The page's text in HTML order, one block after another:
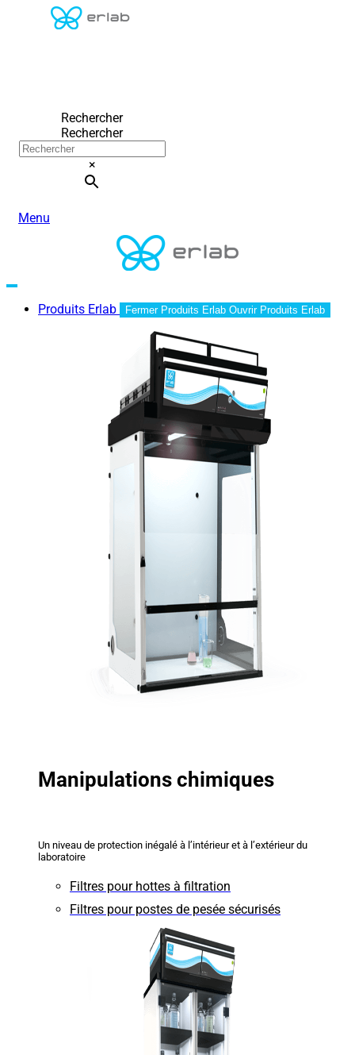
Rechercher
Rechercher
×
Menu
Produits Erlab Fermer Produits Erlab Ouvrir Produits Erlab
Manipulations chimiques
Un niveau de protection inégalé à l’intérieur et à l’extérieur du
laboratoire
Filtres pour hottes à filtration
Filtres pour postes de pesée sécurisés